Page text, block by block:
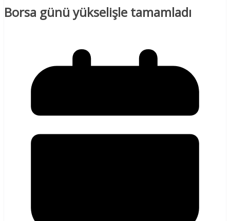
Borsa günü yükselişle tamamladı